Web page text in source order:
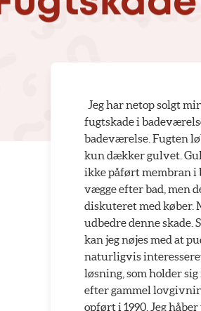
Jeg har netop solgt
fugtskade i
badeværelse. Fugten
kun dækker gulvet.
ikke påført membran i
vægge efter bad, men
diskuteret med køber.
udbedre denne skade.
kan jeg nøjes med at
naturligvis
løsning, som holder
efter gammel
opført i 1990. Jeg